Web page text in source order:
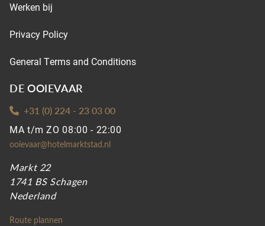
Werken bij
Privacy Policy
General Terms and Conditions
DE OOIEVAAR
+31 (0) 224 - 23 03 00
MA t/m ZO 08:00 - 22:00
ooievaar@hotelmarktstad.nl
Markt 22
1741 BS Schagen
Nederland
Route plannen